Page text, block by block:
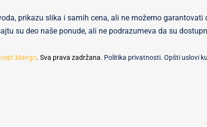
prikazu slika i samih cena, ali ne možemo
su deo naše ponude, ali ne podrazumeva da su
Mango. Sva prava zadržana. Politika privatnosti. Opšti uslovi